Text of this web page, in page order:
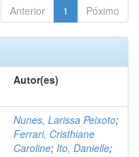
Anterior 1 Póximo
Autor(es)
Nunes, Larissa Peixoto;
Ferrari, Cristhiane
Caroline; Ito, Danielle;